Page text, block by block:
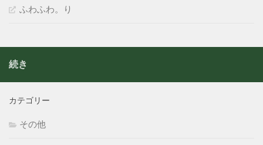
ふわふわ。り
続き
カテゴリー
その他